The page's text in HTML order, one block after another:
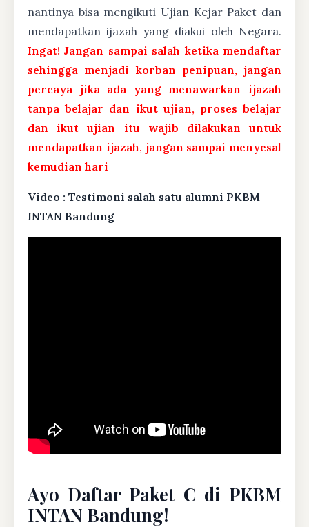
nantinya bisa mengikuti Ujian Kejar Paket dan
mendapatkan ijazah yang diakui oleh Negara.
Ingat! Jangan sampai salah ketika mendaftar
sehingga menjadi korban penipuan, jangan
percaya jika ada yang menawarkan ijazah
tanpa belajar dan ikut ujian, proses belajar
dan ikut ujian itu wajib dilakukan untuk
mendapatkan ijazah, jangan sampai menyesal
kemudian hari
Video : Testimoni salah satu alumni PKBM
INTAN Bandung
Ayo Daftar Paket C di PKBM
INTAN Bandung!